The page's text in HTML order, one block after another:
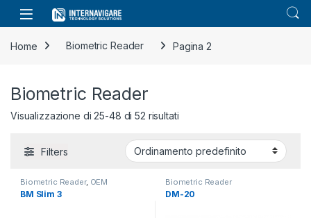
Skip to navigation
Skip to content
Home Biometric Reader Pagina 2
Biometric Reader
Visualizzazione di 25-48 di 52 risultati
Filters
Biometric Reader, OEM
BM Slim 3
Biometric Reader
DM-20